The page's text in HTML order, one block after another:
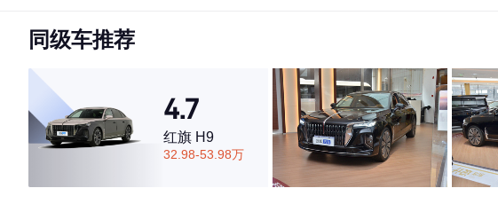
·内饰表现一般，低于67%同级车
·空间表现一般，低于54%同级车
同级车推荐
4.7
红旗 H9
32.98-53.98万